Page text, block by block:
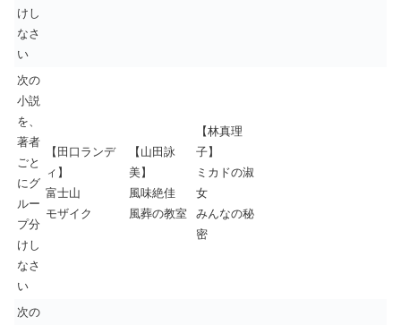
けし
なさ
い
次の
小説
を、
著者
ごと
にグ
ルー
プ分
けし
なさ
い
【田口ランデ
ィ】
富士山
モザイク
【山田詠
美】
風味絶佳
風葬の教室
【林真理
子】
ミカドの淑
女
みんなの秘
密
次の